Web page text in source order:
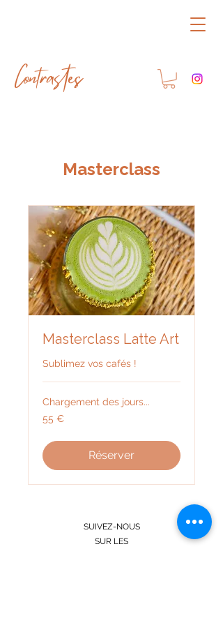
Contrastes
Masterclass
Masterclass Latte Art
Sublimez vos cafés !
Chargement des jours...
euros
55 €
Réserver
SUIVEZ-NOUS
SUR LES